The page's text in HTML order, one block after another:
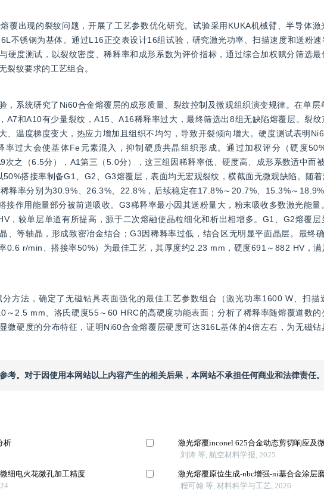
覆出现的裂纹问题，开展了工艺参数优化研究。试验采用KUKA机械臂、半导体
不锈钢为基体。通过L16正交表设计16组试验，研究激光功率、扫描速度和送粉
硬度测试，以裂纹密度、稀释率和成形系数为评价指标，通过综合加权赋分筛选
纹要求的工艺组合。
，系统研究了Ni60合金熔覆层的成形质量、裂纹控制及微观组织演变规律。在单
A7和A10有少量裂纹，A15、A16稀释率过大，最终筛选出8组无缺陷熔覆层。裂纹
、温度梯度变大，热应力增加且组织不均匀，导致开裂倾向增大。硬度测试表明
率过大会使基体Fe元素混入，抑制硬质共晶组织形成。通过加权评分（硬度
之（6.5分），A1第三（5.0分），这三组因稀释率低、硬度高、成形系数适中而被
搭接率制备G1、G2、G3熔覆层，表面均无宏观裂纹，横截面无微观缺陷。随着
释率分别为30.9%、26.3%、22.8%，后续稳定在17.8%～20.7%、15.3%～
接作用能量部分被前道吸收。G3稀释率最小因其送粉量大，粉末吸收多数激光能
，较单层单道有所提高，源于二次熔融使晶粒细化和析出相增多。G1、G2熔覆
、等轴晶，形成致密冶金结合；G3因稀释率过低，结合区无明显平面晶层。最终
0.6 r/min、搭接率50%）为最佳工艺，其厚度约2.23 mm，硬度691～882 HV，
方法，确定了无磁钻具表面强化的最佳工艺参数组合（激光功率1600 W、扫
～2.5 mm、洛氏硬度55～60 HRC的高硬度功能表面；分析了稀释率随熔覆道数
微硬度的分布特征，证明Ni60合金熔覆层硬度可达316L基体的4倍左右，为无磁
考。对于因使用本网站以上内容产生的相关后果，本网站不承担任何商业和法律责任。